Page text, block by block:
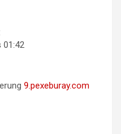
01:42
9.pexeburay.com